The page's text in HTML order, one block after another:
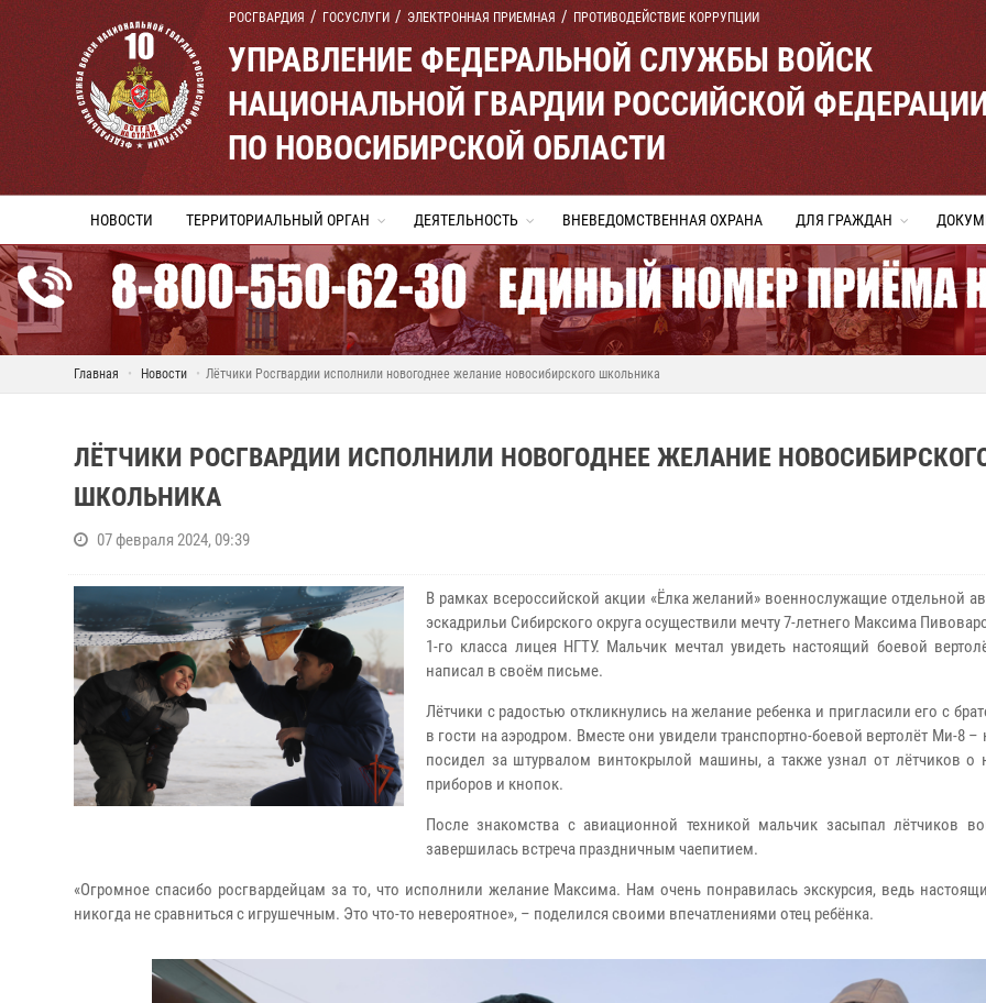
РОСГВАРДИЯ ГОСУСЛУГИ ЭЛЕКТРОННАЯ ПРИЕМНАЯ ПРОТИВОДЕЙСТВИЕ КОРРУПЦИИ
УПРАВЛЕНИЕ ФЕДЕРАЛЬНОЙ СЛУЖБЫ ВОЙСК
НАЦИОНАЛЬНОЙ ГВАРДИИ РОССИЙСКОЙ
ПО НОВОСИБИРСКОЙ ОБЛАСТИ
НОВОСТИ ТЕРРИТОРИАЛЬНЫЙ ОРГАН ДЕЯТЕЛЬНОСТЬ ВНЕВЕДОМСТВЕННАЯ ОХРАНА ДЛЯ ГРАЖДАН
Главная Новости Лётчики Росгвардии исполнили новогоднее желание новосибирского школьника
ЛЁТЧИКИ РОСГВАРДИИ ИСПОЛНИЛИ НОВОГОДНЕЕ ЖЕЛАНИЕ
ШКОЛЬНИКА
07 февраля 2024, 09:39
В рамках всероссийской акции «Ёлка желаний» военнослужащие отдельной
эскадрильи Сибирского округа осуществили мечту 7-летнего Максима
1-го класса лицея НГТУ. Мальчик мечтал увидеть настоящий боевой
написал в своём письме.
Лётчики с радостью откликнулись на желание ребенка и пригласили его с
в гости на аэродром. Вместе они увидели транспортно-боевой вертолёт Ми-8
посидел за штурвалом винтокрылой машины, а также узнал от лётчиков о
приборов и кнопок.
После знакомства с авиационной техникой мальчик засыпал лётчиков
завершилась встреча праздничным чаепитием.
«Огромное спасибо росгвардейцам за то, что исполнили желание Максима. Нам очень понравилась экскурсия, ведь
никогда не сравниться с игрушечным. Это что-то невероятное», – поделился своими впечатлениями отец ребёнка.